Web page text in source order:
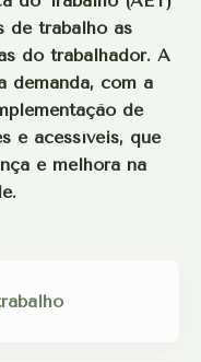
de trabalho às
do trabalhador. A
demanda, com a
de
e acessíveis, que
e melhora na